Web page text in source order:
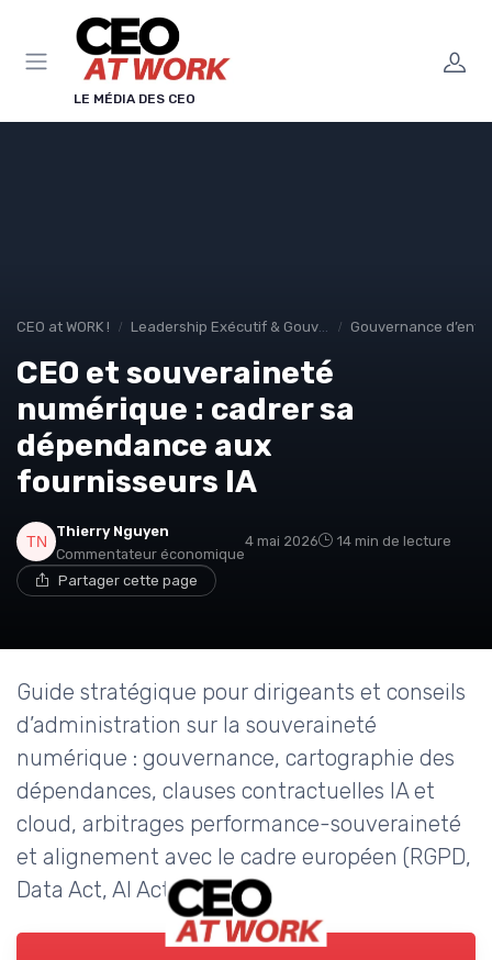
LE MÉDIA DES CEO
CEO at WORK ! Leadership Exécutif & Gouvernance Gouvernance
CEO et souveraineté
numérique : cadrer sa
dépendance aux
fournisseurs IA
Thierry Nguyen
Commentateur économique
4 mai 2026 14 min de lecture
Partager cette page
Guide stratégique pour dirigeants et conseils
d’administration sur la souveraineté
numérique : gouvernance, cartographie des
dépendances, clauses contractuelles IA et
cloud, arbitrages performance-souveraineté
et alignement avec le cadre européen (RGPD,
Data Act, AI Act).
Panneau de gestion des cookies